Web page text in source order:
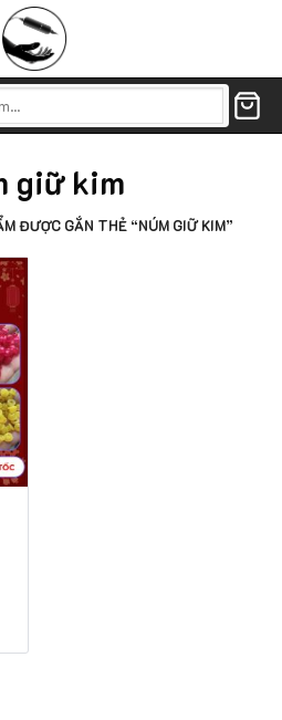
giữ kim
ĐƯỢC GẮN THẺ “NÚM GIỮ KIM”